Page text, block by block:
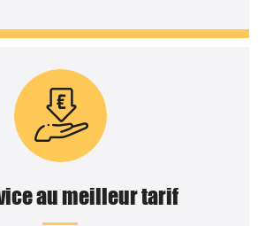
au meilleur tarif